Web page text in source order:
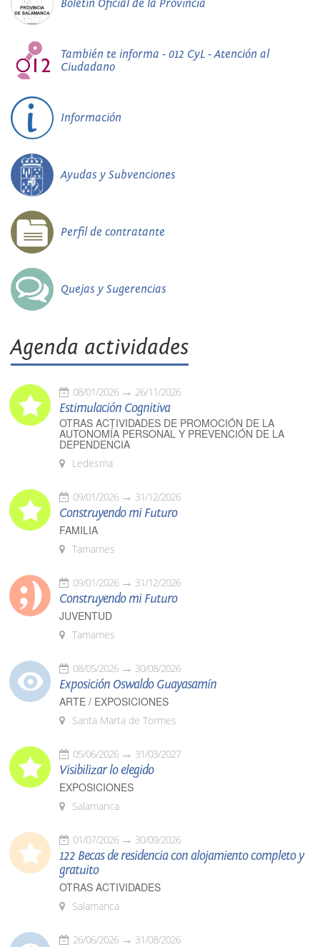
Boletín Oficial de la Provincia
También te informa - 012 CyL - Atención al
Ciudadano
Información
Ayudas y Subvenciones
Perfil de contratante
Quejas y Sugerencias
Agenda actividades
08/01/2026 26/11/2026
Estimulación Cognitiva
OTRAS ACTIVIDADES DE PROMOCIÓN DE LA
AUTONOMÍA PERSONAL Y PREVENCIÓN DE LA
DEPENDENCIA
Ledesma
09/01/2026 31/12/2026
Construyendo mi Futuro
FAMILIA
Tamames
09/01/2026 31/12/2026
Construyendo mi Futuro
JUVENTUD
Tamames
08/05/2026 30/08/2026
Exposición Oswaldo Guayasamín
ARTE / EXPOSICIONES
Santa Marta de Tormes
05/06/2026 31/03/2027
Visibilizar lo elegido
EXPOSICIONES
Salamanca
01/07/2026 30/09/2026
122 Becas de residencia con alojamiento completo y
gratuito
OTRAS ACTIVIDADES
Salamanca
26/06/2026 31/08/2026